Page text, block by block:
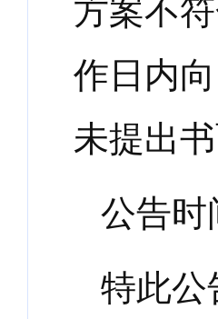
方案不
作日内
未提出
公告时
特此公